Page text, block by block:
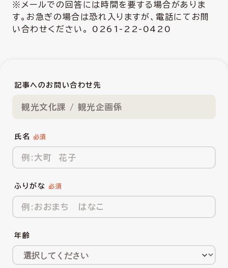
※メールでの回答には時間を要する場合がありま
す。お急ぎの場合は恐れ入りますが、電話にてお問
い合わせください。 0261-22-0420
記事へのお問い合わせ先
観光文化課 / 観光企画係
氏名
ふりがな
年齢